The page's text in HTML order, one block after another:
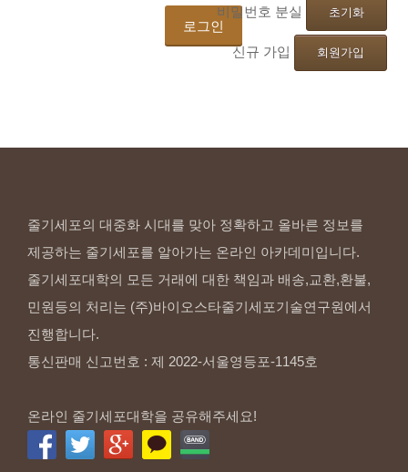
비밀번호 분실 초기화
신규 가입 회원가입
줄기세포의 대중화 시대를 맞아 정확하고 올바른 정보를
제공하는 줄기세포를 알아가는 온라인 아카데미입니다.
줄기세포대학의 모든 거래에 대한 책임과 배송,교환,환불,
민원등의 처리는 (주)바이오스타줄기세포기술연구원에서
진행합니다.
통신판매 신고번호 : 제 2022-서울영등포-1145호
온라인 줄기세포대학을 공유해주세요!